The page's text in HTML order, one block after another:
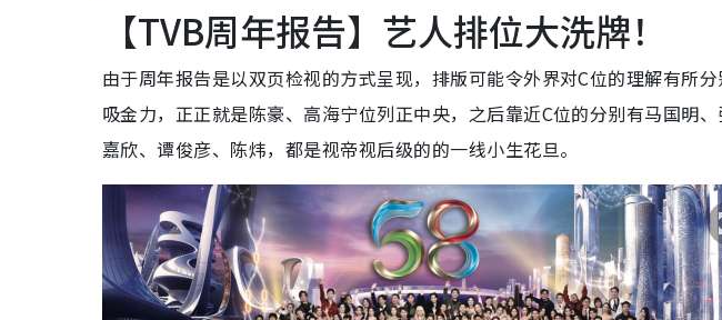
【TVB周年报告】艺人排位大洗牌！
由于周年报告是以双页检视的方式呈现，排版可能令外界对C位的理解有所
吸金力，正正就是陈豪、高海宁位列正中央，之后靠近C位的分别有马国明
嘉欣、谭俊彦、陈炜，都是视帝视后级的的一线小生花旦。